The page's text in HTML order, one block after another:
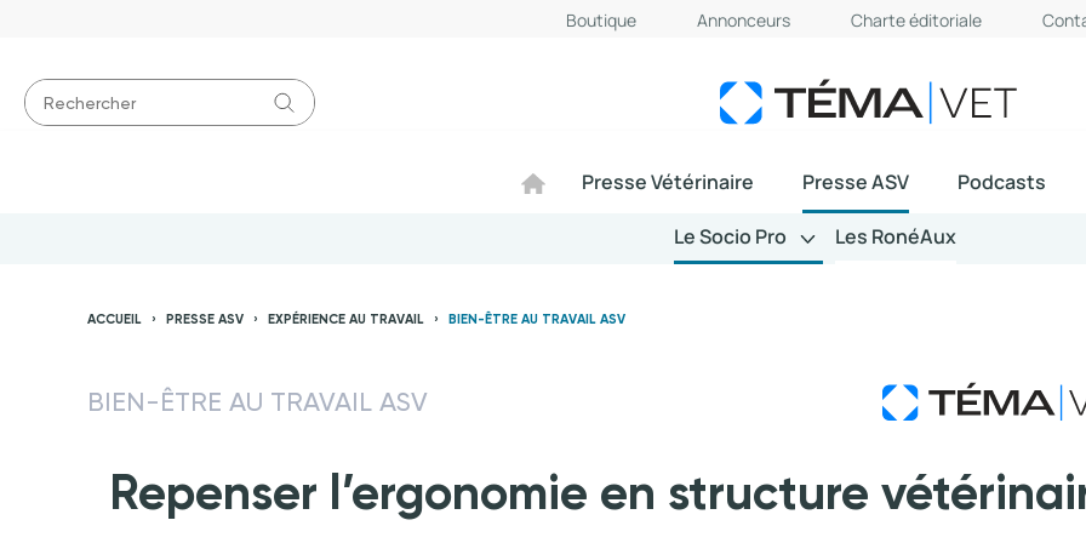
Boutique Annonceurs Charte éditoriale
Presse Vétérinaire Presse ASV
Le Socio Pro Les RonéAux
Podcasts
ACCUEIL PRESSE ASV EXPÉRIENCE AU TRAVAIL BIEN-ÊTRE AU TRAVAIL ASV
BIEN-ÊTRE AU TRAVAIL ASV
Repenser l’ergonomie en structure